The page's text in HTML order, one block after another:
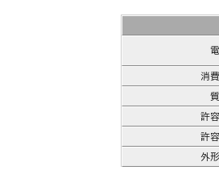
消
許
許
外